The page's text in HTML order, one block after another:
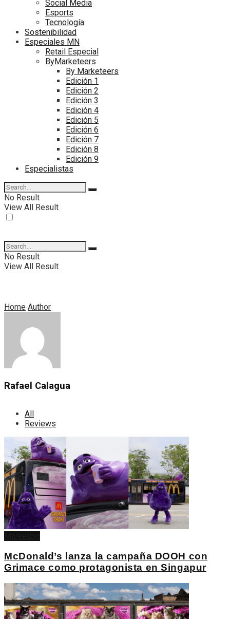
Social Media
Esports
Tecnología
Sostenibilidad
Especiales MN
Retail Especial
ByMarketeers
By Marketeers
Edición 1
Edición 2
Edición 3
Edición 4
Edición 5
Edición 6
Edición 7
Edición 8
Edición 9
Especialistas
No Result
View All Result
No Result
View All Result
Home Author
Rafael Calagua
All
Reviews
McDonald’s lanza la campaña DOOH con
Grimace como protagonista en Singapur